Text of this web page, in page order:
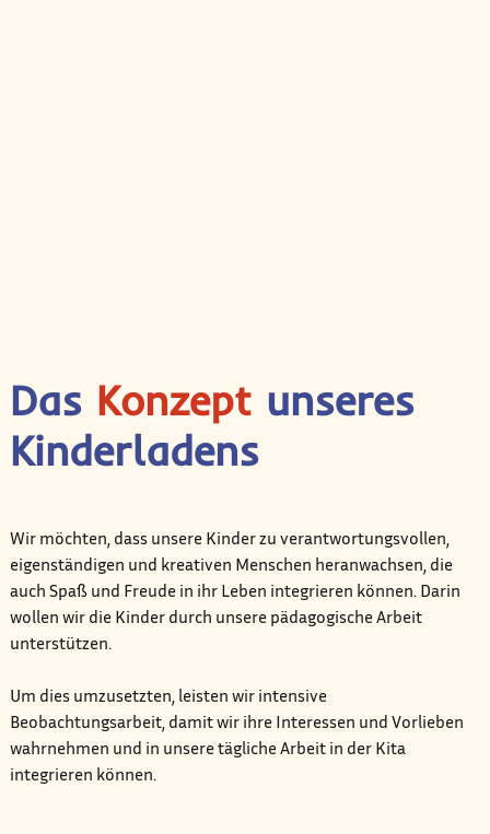
Das Konzeptunseres
Kinderladens
Wir möchten, dass unsere Kinder zu verantwortungsvollen,
eigenständigen und kreativen Menschen heranwachsen, die
auch Spaß und Freude in ihr Leben integrieren können. Darin
wollen wir die Kinder durch unsere pädagogische Arbeit
unterstützen.
Um dies umzusetzten, leisten wir intensive
Beobachtungsarbeit, damit wir ihre Interessen und Vorlieben
wahrnehmen und in unsere tägliche Arbeit in der Kita
integrieren können.